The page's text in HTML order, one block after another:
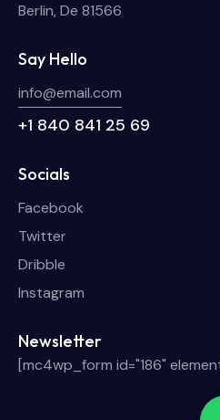
Berlin, De 81566
Say Hello
info@email.com
+1 840 841 25 69
Socials
Facebook
Twitter
Dribble
Instagram
Newsletter
[mc4wp_form id="186"